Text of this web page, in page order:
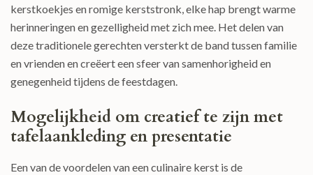
kerstkoekjes en romige kerststronk, elke hap brengt warme
herinneringen en gezelligheid met zich mee. Het delen van
deze traditionele gerechten versterkt de band tussen familie
en vrienden en creëert een sfeer van samenhorigheid en
genegenheid tijdens de feestdagen.
Mogelijkheid om creatief te zijn met
tafelaankleding en presentatie
Een van de voordelen van een culinaire kerst is de